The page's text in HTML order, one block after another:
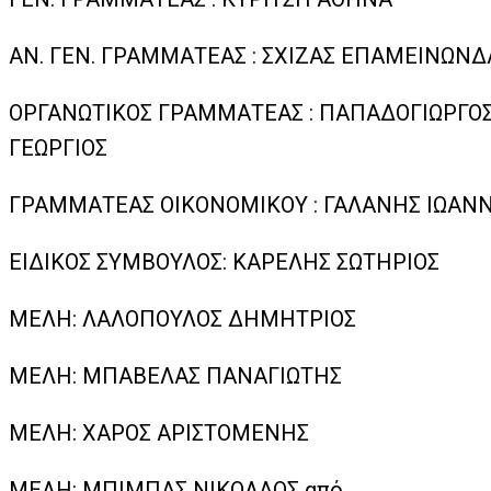
ΑΝ. ΓΕΝ. ΓΡΑΜΜΑΤΕΑΣ : ΣΧΙΖΑΣ
ΟΡΓΑΝΩΤΙΚΟΣ ΓΡΑΜΜΑΤΕΑΣ :
ΓΕΩΡΓΙΟΣ
ΓΡΑΜΜΑΤΕΑΣ ΟΙΚΟΝΟΜΙΚΟΥ : ΓΑΛΑΝΗΣ
ΕΙΔΙΚΟΣ ΣΥΜΒΟΥΛΟΣ: ΚΑΡΕΛΗΣ ΣΩΤΗΡΙΟΣ
ΜΕΛΗ: ΛΑΛΟΠΟΥΛΟΣ ΔΗΜΗΤΡΙΟΣ
ΜΕΛΗ: ΜΠΑΒΕΛΑΣ ΠΑΝΑΓΙΩΤΗΣ
ΜΕΛΗ: ΧΑΡΟΣ ΑΡΙΣΤΟΜΕΝΗΣ